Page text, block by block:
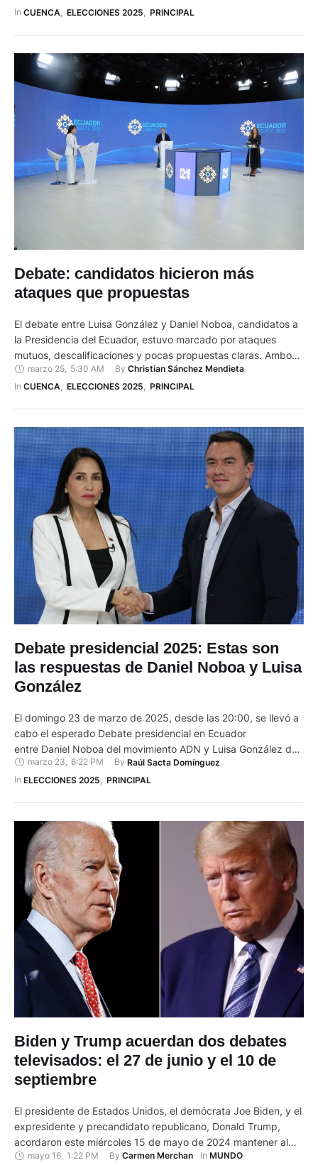
propuestas claras en educación. Aunque ambos candidatos
In CUENCA ELECCIONES 2025 PRINCIPAL
Debate: candidatos hicieron más
ataques que propuestas
El debate entre Luisa González y Daniel Noboa, candidatos a
la Presidencia del Ecuador, estuvo marcado por ataques
mutuos, descalificaciones y pocas propuestas claras. Ambos
postulantes evitaron profundizar en soluciones concretas para
los problemas más relevantes del país. No hubo un verdadero
marzo 25 5:30 AM By Christian Sánchez Mendieta
In CUENCA, ELECCIONES 2025, PRINCIPAL
Debate presidencial 2025: Estas son
las respuestas de Daniel Noboa y Luisa
González
El domingo 23 de marzo de 2025, desde las 20:00, se llevó a
cabo el esperado Debate presidencial en Ecuador
entre Daniel Noboa del movimiento ADN y Luisa González del
movimiento RC5. Luisa Gonzáles abrió el evento y participará
primero en tres de los cinco ejes temáticos. El debate busca
marzo 23, 6:22 PM By Raúl Sacta Domínguez
In ELECCIONES 2025 PRINCIPAL
Biden y Trump acuerdan dos debates
televisados: el 27 de junio y el 10 de
septiembre
El presidente de Estados Unidos, el demócrata Joe Biden, y el
expresidente y precandidato republicano, Donald Trump,
acordaron este miércoles 15 de mayo de 2024 mantener al
menos dos debates presidenciales televisados, el 27 de junio
mayo 16 1:22 PM By Carmen Merchan In MUNDO